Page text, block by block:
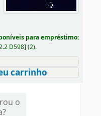
para empréstimo:
D598] (2).
carrinho
o